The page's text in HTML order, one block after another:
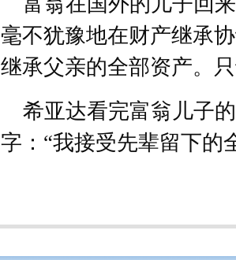
毫不犹豫地在财产继承
继承父亲的全部资产。
希亚达看完富翁儿子
字：“我接受先辈留下的